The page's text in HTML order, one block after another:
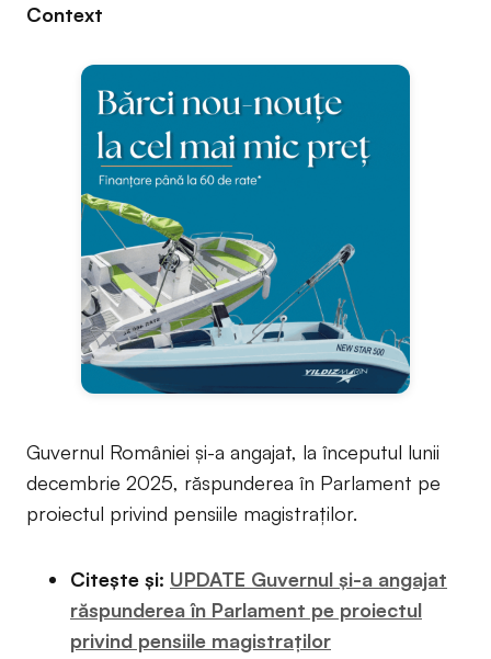
Context
Guvernul României și-a angajat, la începutul lunii
decembrie 2025, răspunderea în Parlament pe
proiectul privind pensiile magistraților.
Citește și: UPDATE Guvernul și-a angajat
răspunderea în Parlament pe proiectul
privind pensiile magistraților